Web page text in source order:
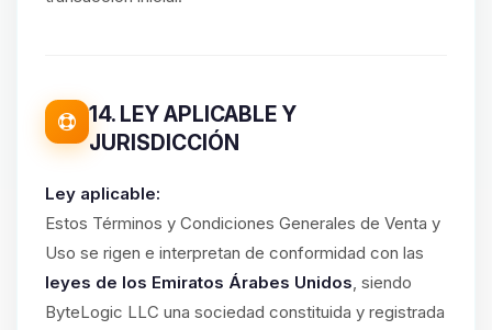
14. LEY APLICABLE Y
JURISDICCIÓN
Ley aplicable:
Estos Términos y Condiciones Generales de Venta y
Uso se rigen e interpretan de conformidad con las
leyes de los Emiratos Árabes Unidos, siendo
ByteLogic LLC una sociedad constituida y registrada